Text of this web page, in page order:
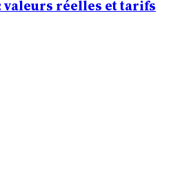
valeurs réelles et tarifs